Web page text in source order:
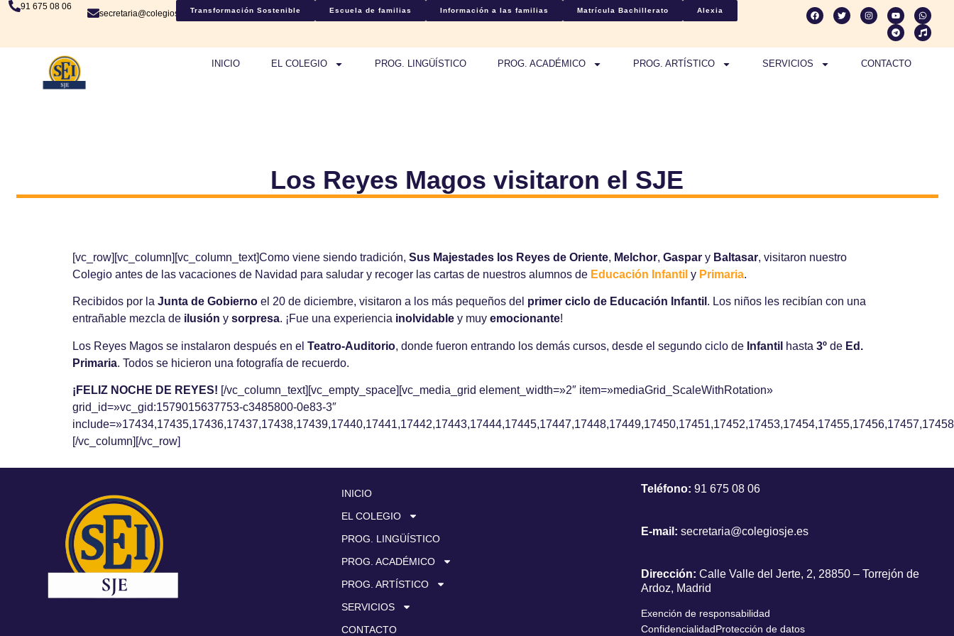
91 675 08 06
secretaria@colegiosje.esTransformación Sostenible Escuela de familias Información a las familias Matrícula Bachillerato Alexia
INICIO EL COLEGIO PROG. LINGÜÍSTICO PROG. ACADÉMICO PROG. ARTÍSTICO SERVICIOS CONTACTO
Los Reyes Magos visitaron el SJE
[vc_row][vc_column][vc_column_text]Como viene siendo tradición, Sus Majestades los Reyes de Oriente, Melchor, Gaspar y Baltasar, visitaron nuestro
Colegio antes de las vacaciones de Navidad para saludar y recoger las cartas de nuestros alumnos de Educación Infantil y Primaria.
Recibidos por la Junta de Gobierno el 20 de diciembre, visitaron a los más pequeños del primer ciclo de Educación Infantil . Los niños les recibían con una
entrañable mezcla de ilusión y sorpresa. ¡Fue una experiencia inolvidable y muy emocionante!
Los Reyes Magos se instalaron después en el Teatro-Auditorio, donde fueron entrando los demás cursos, desde el segundo ciclo de Infantil hasta 3º de Ed.
Primaria. Todos se hicieron una fotografía de recuerdo.
¡FELIZ NOCHE DE REYES! [/vc_column_text][vc_empty_space][vc_media_grid element_width=»2″ item=»mediaGrid_ScaleWithRotation»
grid_id=»vc_gid:1579015637753-c3485800-0e83-3″
[/vc_column][/vc_row]
INICIO
EL COLEGIO
PROG. LINGÜÍSTICO
PROG. ACADÉMICO
PROG. ARTÍSTICO
SERVICIOS
CONTACTO
Teléfono: 91 675 08 06
E-mail: secretaria@colegiosje.es
Dirección: Calle Valle del Jerte, 2, 28850 – Torrejón de
Ardoz, Madrid
Exención de responsabilidad
ConfidencialidadProtección de datos